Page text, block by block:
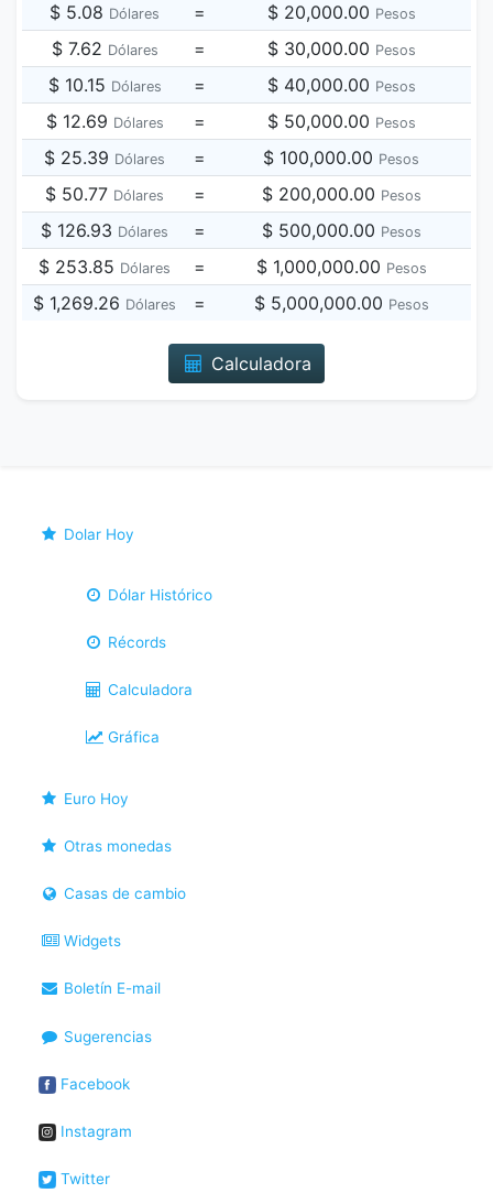
$ 5.08 Dólares = $ 20,000.00 Pesos
$ 7.62 Dólares = $ 30,000.00 Pesos
$ 10.15 Dólares = $ 40,000.00 Pesos
$ 12.69 Dólares = $ 50,000.00 Pesos
$ 25.39 Dólares = $ 100,000.00 Pesos
$ 50.77 Dólares = $ 200,000.00 Pesos
$ 126.93 Dólares = $ 500,000.00 Pesos
$ 253.85 Dólares = $ 1,000,000.00 Pesos
$ 1,269.26 Dólares = $ 5,000,000.00 Pesos
Calculadora
Dolar Hoy
Dólar Histórico
Récords
Calculadora
Gráfica
Euro Hoy
Otras monedas
Casas de cambio
Widgets
Boletín E-mail
Sugerencias
Facebook
Instagram
Twitter